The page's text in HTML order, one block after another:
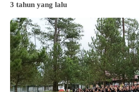
3 tahun yang lalu